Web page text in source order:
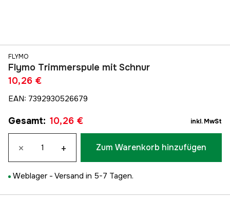
FLYMO
Flymo Trimmerspule mit Schnur
10,26 €
EAN: 7392930526679
Gesamt: 10,26 € inkl. MwSt
× + Zum Warenkorb hinzufügen
Weblager - Versand in 5-7 Tagen.